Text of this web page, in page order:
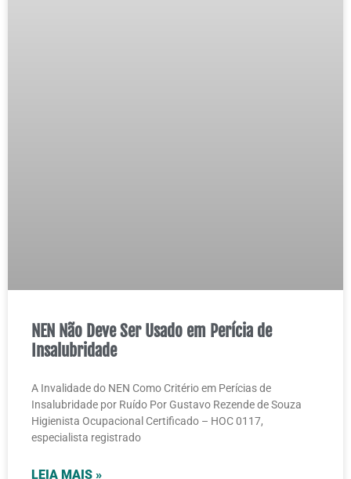
NEN Não Deve Ser Usado em Perícia de
Insalubridade
A Invalidade do NEN Como Critério em Perícias de
Insalubridade por Ruído Por Gustavo Rezende de Souza
Higienista Ocupacional Certificado – HOC 0117,
especialista registrado
LEIA MAIS »